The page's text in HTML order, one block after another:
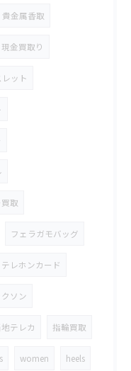
貴金属香取
現金買取り
ット
取
フェラガモバッグ
テレホンカード
ソン
テレカ 指輪買取
women heels